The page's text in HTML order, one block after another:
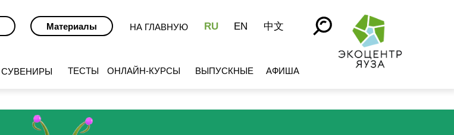
RU EN 中文
ВЫПУСКНЫЕ
СУВЕНИРЫ АФИША
ТЕСТЫ
НА ГЛАВНУЮ
ОНЛАЙН-КУРСЫ
Материалы